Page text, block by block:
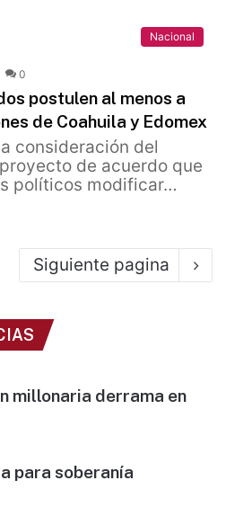
Nacional
0
postulen al menos a
de Coahuila y Edomex
consideración del
de acuerdo que
políticos modificar…
Siguiente pagina
millonaria derrama en
para soberanía